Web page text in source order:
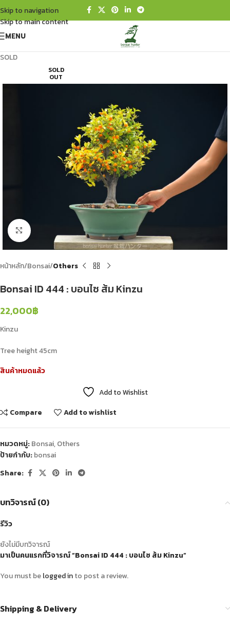
Skip to navigation
Skip to main content
MENU
SOLD
SOLD
OUT
Click to enlarge
หน้าหลัก Bonsai Others
Bonsai ID 444 : บอนไซ ส้ม Kinzu
22,000฿
Kinzu
Tree height 45cm
สินค้าหมดแล้ว
Add to Wishlist
Compare
Add to wishlist
หมวดหมู่:Bonsai,Others
ป้ายกำกับ:bonsai
Share:
บทวิจารณ์ (0)
รีวิว
ยังไม่มีบทวิจารณ์
มาเป็นคนแรกที่วิจารณ์ “Bonsai ID 444 : บอนไซ ส้ม Kinzu”
You must belogged into post a review.
Shipping & Delivery